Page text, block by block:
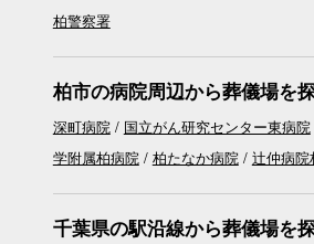
柏警察署
柏市の病院周辺から葬儀場を
深町病院 国立がん研究センター東病院
学附属柏病院
柏たなか病院 辻仲病院
千葉県の駅沿線から葬儀場を